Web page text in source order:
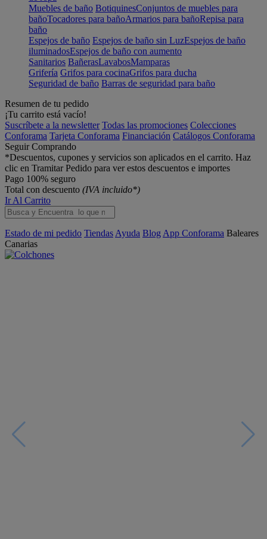
Muebles de baño BotiquinesConjuntos de muebles para
bañoTocadores para bañoArmarios para bañoRepisa para
baño
Espejos de baño Espejos de baño sin LuzEspejos de baño
iluminadosEspejos de baño con aumento
Sanitarios BañerasLavabosMamparas
Grifería Grifos para cocinaGrifos para ducha
Seguridad de baño Barras de seguridad para baño
Resumen de tu pedido
¡Tu carrito está vacío!
Suscríbete a la newsletter Todas las promociones Colecciones
Conforama Tarjeta Conforama Financiación Catálogos Conforama
Seguir Comprando
*Descuentos, cupones y servicios son aplicados en el carrito. Haz
clic en Tramitar Pedido para ver estos descuentos e importes
Pago 100% seguro
Total con descuento (IVA incluido*)
Ir Al Carrito
Estado de mi pedido Tiendas Ayuda Blog App Conforama Baleares
Canarias